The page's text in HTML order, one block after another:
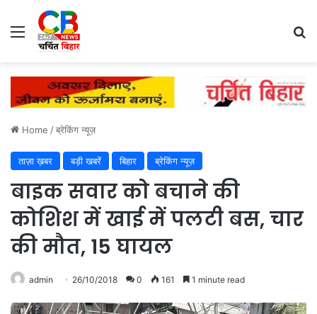
Menu
Home /ब्रेकिंग न्यूज़
ताज़ा ख़बर बड़ी खबरें बिहार ब्रेकिंग न्यूज़
बाइक सवार को बचाने की
कोशिश में खाई में पलटी बस, चार
की मौत, 15 घायल
admin 26/10/2018 0 161 1 minute read